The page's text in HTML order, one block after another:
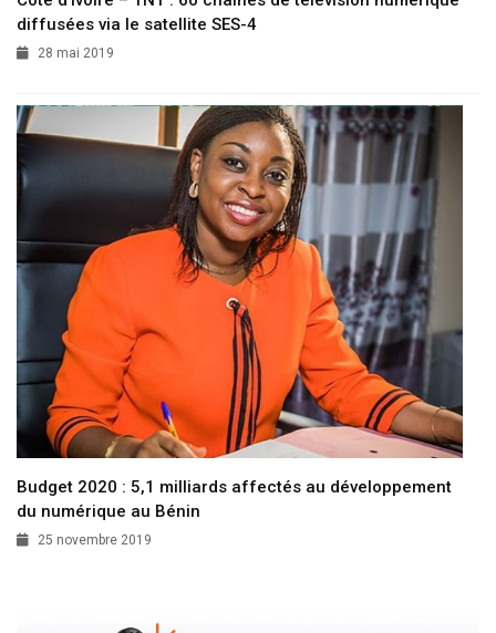
diffusées via le satellite SES-4
28 mai 2019
Budget 2020 : 5,1 milliards affectés au développement
du numérique au Bénin
25 novembre 2019